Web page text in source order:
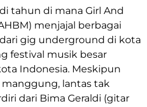
tahun di mana Girl And
menjajal berbagai
gig underground di kota
festival musik besar
Indonesia. Meskipun
lantas tak
dari Bima Geraldi (gitar